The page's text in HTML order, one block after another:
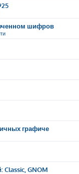
шифров
графиче
GNOM